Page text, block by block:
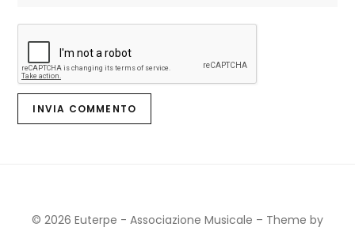
© 2026 Euterpe - Associazione Musicale – Theme by